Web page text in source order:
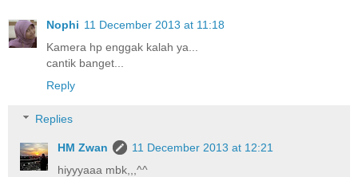
Nophi 11 December 2013 at 11:18
Kamera hp enggak kalah ya...
cantik banget...
Reply
Replies
HM Zwan
11 December 2013 at 12:21
hiyyyaaa mbk,,,^^